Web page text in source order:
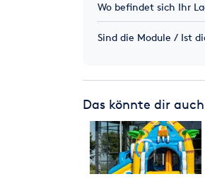
Wo befindet sich Ihr
Sind die Module / Ist
Das könnte dir